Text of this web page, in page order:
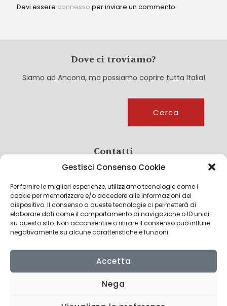
Gestisci Consenso Cookie
Per fornire le migliori esperienze, utilizziamo tecnologie come i
cookie per memorizzare e/o accedere alle informazioni del
dispositivo. Il consenso a queste tecnologie ci permetterà di
elaborare dati come il comportamento di navigazione o ID unici
su questo sito. Non acconsentire o ritirare il consenso può influire
negativamente su alcune caratteristiche e funzioni.
Accetta
Nega
Devi essere connesso per inviare un commento.
Dove ci troviamo?
Siamo ad Ancona, ma possiamo coprire tutta Italia!
Cerca
Contatti
info@culturagroalimentare.com
Note legali
Privacy Policy